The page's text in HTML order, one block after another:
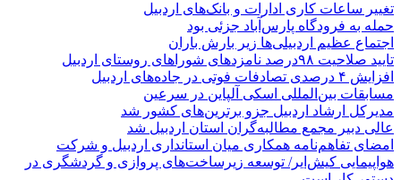
تغییر ساعات کاری ادارات و بانک‌های اردبیل
حمله به فرودگاه پارس‌‌آباد جزئی بود
اجتماع عظیم اردبیلی‌ها زیر بارش باران
تایید صلاحیت ۹۸درصد نامزدهای شوراهای روستای اردبیل
افزایش ۴ درصدی تصادفات فوتی در جاده‌های اردبیل
مسابقات بین‌المللی اسکی آلپاین در سرعین
مدیرکل ارشاد اردبیل جزو برترین‌های کشور شد
عالی دبیر مجمع مطالبه‌گران استان اردبیل شد
امضای تفاهم‌نامه همکاری میان استانداری اردبیل و شرکت
هواپیمایی کیش‌ایر/ توسعه زیرساخت‌های پروازی و گردشگری در